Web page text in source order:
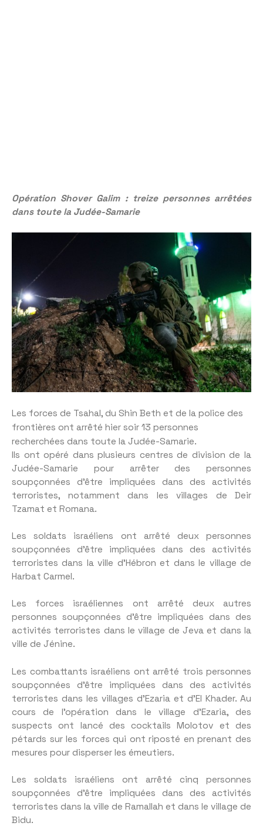
Opération Shover Galim : treize personnes arrêtées
dans toute la Judée-Samarie
Les forces de Tsahal, du Shin Beth et de la police des
frontières ont arrêté hier soir 13 personnes
recherchées dans toute la Judée-Samarie.
Ils ont opéré dans plusieurs centres de division de la
Judée-Samarie pour arrêter des personnes
soupçonnées d’être impliquées dans des activités
terroristes, notamment dans les villages de Deir
Tzamat et Romana.
Les soldats israéliens ont arrêté deux personnes
soupçonnées d’être impliquées dans des activités
terroristes dans la ville d’Hébron et dans le village de
Harbat Carmel.
Les forces israéliennes ont arrêté deux autres
personnes soupçonnées d’être impliquées dans des
activités terroristes dans le village de Jeva et dans la
ville de Jénine.
Les combattants israéliens ont arrêté trois personnes
soupçonnées d’être impliquées dans des activités
terroristes dans les villages d’Ezaria et d’El Khader. Au
cours de l’opération dans le village d’Ezaria, des
suspects ont lancé des cocktails Molotov et des
pétards sur les forces qui ont riposté en prenant des
mesures pour disperser les émeutiers.
Les soldats israéliens ont arrêté cinq personnes
soupçonnées d’être impliquées dans des activités
terroristes dans la ville de Ramallah et dans le village de
Bidu.